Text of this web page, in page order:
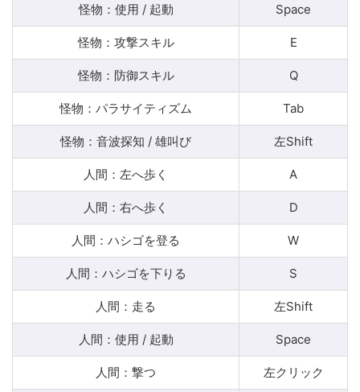
怪物：使用 / 起動 Space
怪物：攻撃スキル E
怪物：防御スキル Q
怪物：パラサイティズム Tab
怪物：音波探知 / 雄叫び 左Shift
人間：左へ歩く A
人間：右へ歩く D
人間：ハシゴを登る W
人間：ハシゴを下りる S
人間：走る 左Shift
人間：使用 / 起動 Space
人間：撃つ 左クリック